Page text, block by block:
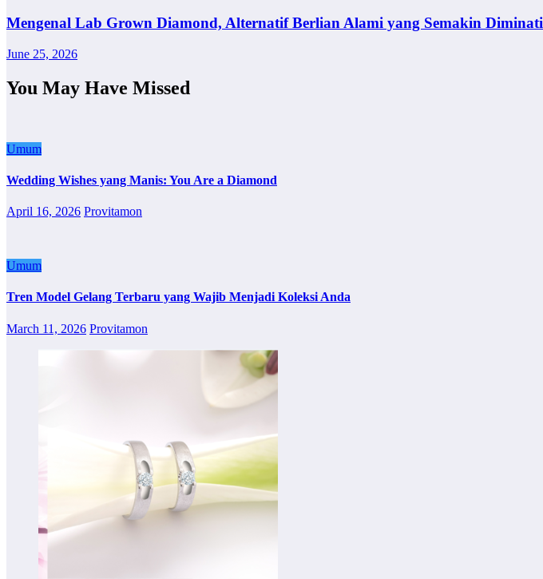
Mengenal Lab Grown Diamond, Alternatif Berlian Alami yang Semakin Diminati
June 25, 2026
You May Have Missed
Umum
Wedding Wishes yang Manis: You Are a Diamond
April 16, 2026 Provitamon
Umum
Tren Model Gelang Terbaru yang Wajib Menjadi Koleksi Anda
March 11, 2026 Provitamon